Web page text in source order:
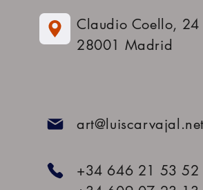
Claudio Coello, 24
28001 Madrid
art@luiscarvajal.net
+34 646 21 53 52